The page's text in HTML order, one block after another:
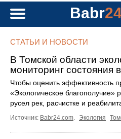
Babr
СТАТЬИ И НОВОСТИ
В Томской области
мониторинг состояния
Чтобы оценить эффективность
«Экологическое благополучие»
русел рек, расчистке и
Источник: Babr24.com. Экология